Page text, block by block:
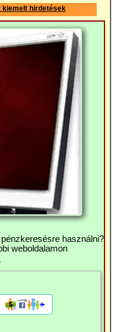
kiemelt hirdetések
használni?
weboldalamon